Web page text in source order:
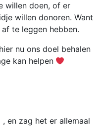
willen doen, of er
willen donoren. Want
te leggen hebben.
nu ons doel behalen
kan helpen
en zag het er allemaal